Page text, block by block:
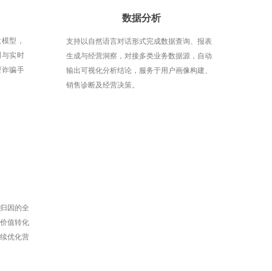
型，
实时
骗手
数据分析
支持以自然语言对话形式完成数据查询、报表
生成与经营洞察，对接多类业务数据源，自动
输出可视化分析结论，服务于用户画像构建、
销售诊断及经营决策。
因的全
值转化
优化营